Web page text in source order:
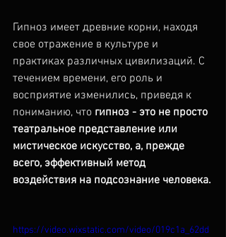
Гипноз имеет древние корни, находя
свое отражение в культуре и
практиках различных цивилизаций. С
течением времени, его роль и
восприятие изменились, приведя к
пониманию, что гипноз - это не просто
театральное представление или
мистическое искусство, а, прежде
всего, эффективный метод
воздействия на подсознание человека.
https://video.wixstatic.com/video/019c1a_62dd